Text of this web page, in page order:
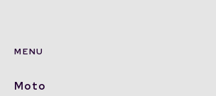
MENU
Moto